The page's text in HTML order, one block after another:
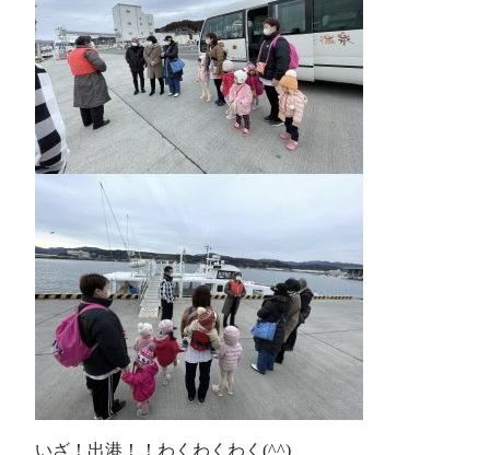
いざ！出港！！わくわくわく(^^)